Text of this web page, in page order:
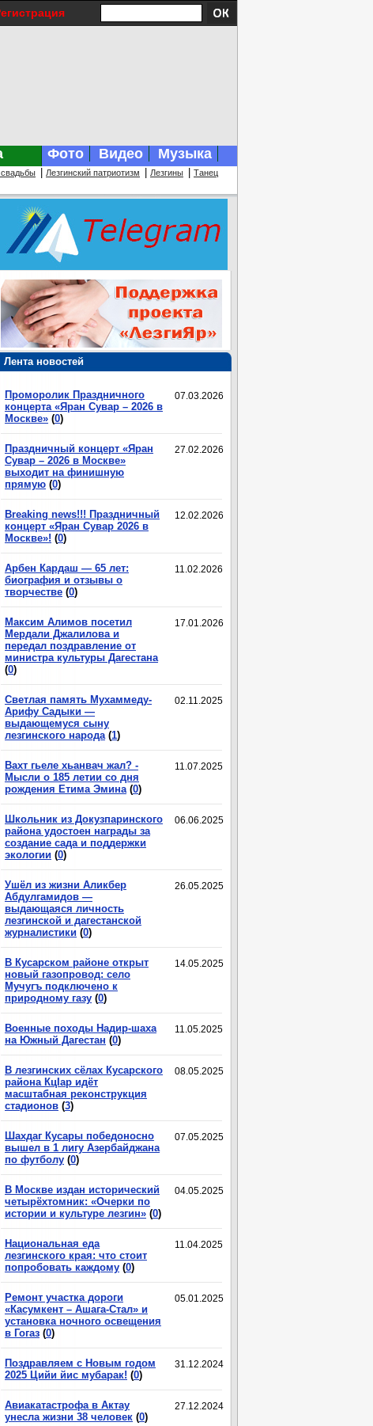
Фото Видео Музыка
свадьбы Лезгинский патриотизм Лезгины
Танец
Лента новостей
07.03.2026
Проморолик Праздничного
концерта «Яран Сувар – 2026 в
Москве» (0)
27.02.2026
Праздничный концерт «Яран
Сувар – 2026 в Москве»
выходит на финишную
прямую (0)
12.02.2026
Breaking news!!! Праздничный
концерт «Яран Сувар 2026 в
Москве»! (0)
11.02.2026
Арбен Кардаш — 65 лет:
биография и отзывы о
творчестве (0)
17.01.2026
Максим Алимов посетил
Мердали Джалилова и
передал поздравление от
министра культуры Дагестана
(0)
02.11.2025
Светлая память Мухаммеду-
Арифу Садыки —
выдающемуся сыну
лезгинского народа (1)
11.07.2025
Вахт гьеле хьанвач жал? -
Мысли о 185 летии со дня
рождения Етима Эмина (0)
06.06.2025
Школьник из Докузпаринского
района удостоен награды за
создание сада и поддержки
экологии (0)
26.05.2025
Ушёл из жизни Аликбер
Абдулгамидов —
выдающаяся личность
лезгинской и дагестанской
журналистики (0)
14.05.2025
В Кусарском районе открыт
новый газопровод: село
Мучугъ подключено к
природному газу (0)
11.05.2025
Военные походы Надир-шаха
на Южный Дагестан (0)
08.05.2025
В лезгинских сёлах Кусарского
района КцIар идёт
масштабная реконструкция
стадионов (3)
07.05.2025
Шахдаг Кусары победоносно
вышел в 1 лигу Азербайджана
по футболу (0)
04.05.2025
В Москве издан исторический
четырёхтомник: «Очерки по
истории и культуре лезгин» (0)
11.04.2025
Национальная еда
лезгинского края: что стоит
попробовать каждому (0)
05.01.2025
Ремонт участка дороги
«Касумкент – Ашага-Стал» и
установка ночного освещения
в Гогаз (0)
31.12.2024
Поздравляем с Новым годом
2025 Цийи йис мубарак! (0)
27.12.2024
Авиакатастрофа в Актау
унесла жизни 38 человек (0)